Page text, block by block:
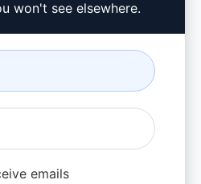
won't see elsewhere.
emails